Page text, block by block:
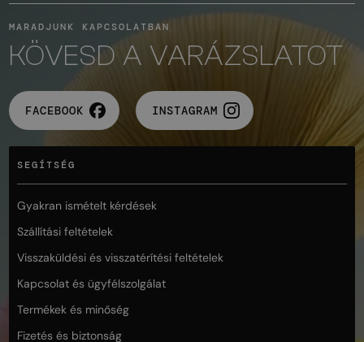
MARADJUNK KAPCSOLATBAN
KÖVESD A VARÁZSLATOT
FACEBOOK INSTAGRAM
SEGÍTSÉG
Gyakran ismételt kérdések
Szállítási feltételek
Visszaküldési és visszatérítési feltételek
Kapcsolat és ügyfélszolgálat
Termékek és minőség
Fizetés és biztonság